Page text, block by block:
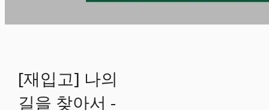
[재입고] 나의
길을 찾아서 -